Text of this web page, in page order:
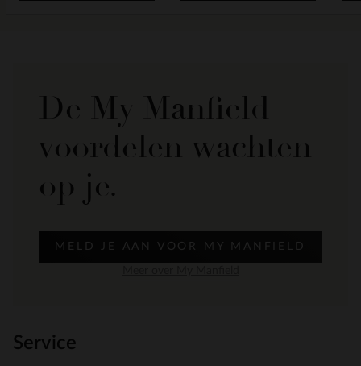
De My Manfield
voordelen wachten
op je.
MELD JE AAN VOOR MY MANFIELD
Service